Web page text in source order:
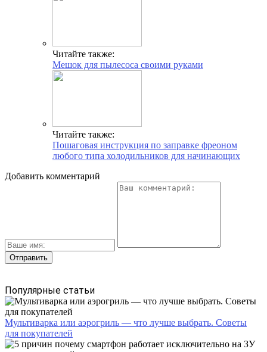
Читайте также:
Мешок для пылесоса своими руками
Читайте также:
Пошаговая инструкция по заправке фреоном
любого типа холодильников для начинающих
Добавить комментарий
Популярные статьи
Мультиварка или аэрогриль — что лучше выбрать. Советы
для покупателей